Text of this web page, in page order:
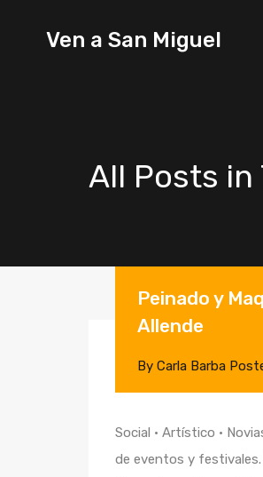
SanVen a San Miguel
All Posts in
Peinado y
Allende
By Carla Barba
Social · Artístico ·
de eventos y